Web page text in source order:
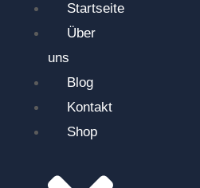
Startseite
Über
uns
Blog
Kontakt
Shop